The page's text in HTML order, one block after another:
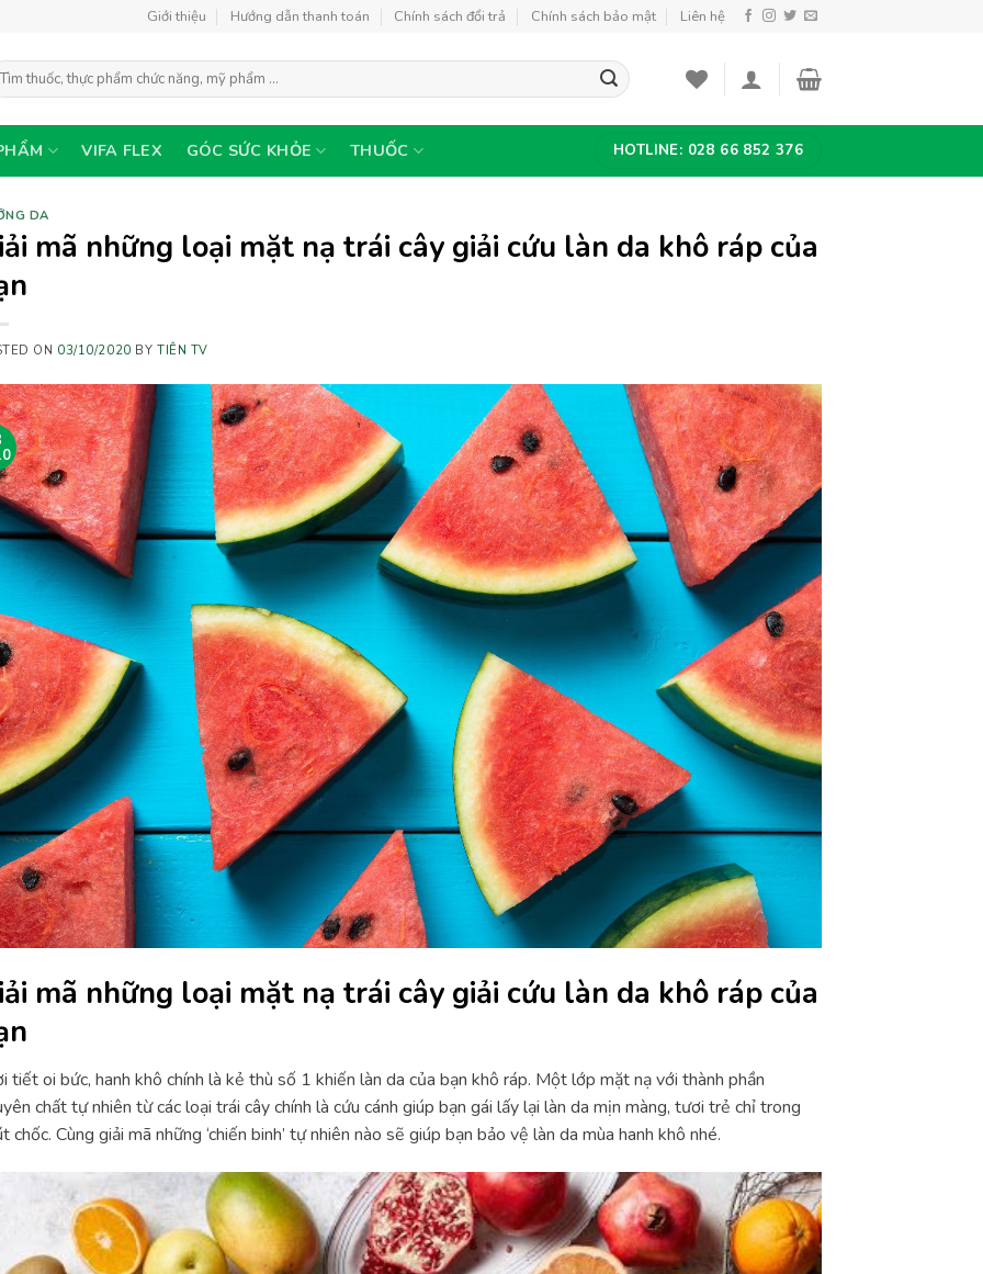
Giới thiệu Hướng dẫn thanh toán Chính sách đổi trả Chính sách bảo mật Liên hệ
VIFA FLEX GÓC SỨC KHỎE THUỐC HOTLINE: 028 66 852 376
DA
mã những loại mặt nạ trái cây giải cứu làn da khô ráp của
ON 03/10/2020 BY TIÊN TV
mã những loại mặt nạ trái cây giải cứu làn da khô ráp của
tiết oi bức, hanh khô chính là kẻ thù số 1 khiến làn da của bạn khô ráp. Một lớp mặt nạ với thành phần
chất tự nhiên từ các loại trái cây chính là cứu cánh giúp bạn gái lấy lại làn da mịn màng, tươi trẻ chỉ trong
chốc. Cùng giải mã những ‘chiến binh’ tự nhiên nào sẽ giúp bạn bảo vệ làn da mùa hanh khô nhé.